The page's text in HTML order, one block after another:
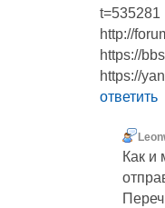
t=535281
http://
https://
https://
ответить
Как и